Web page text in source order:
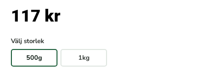
a
c
e
n
117 kr
Välj storlek
500g
1kg